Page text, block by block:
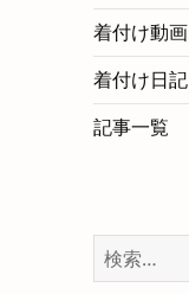
着付け動画
着付け日記
記事一覧
検
索: